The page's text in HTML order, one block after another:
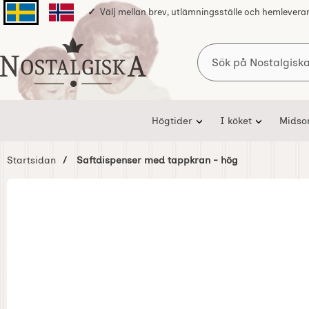
Svenska sidanNorska sidan
Välj mellan brev, utlämningsställe och
Startsidan för Nostalgiska
Sök
Högtider I köket
Startsidan Saftdispenser med tappkran - hög